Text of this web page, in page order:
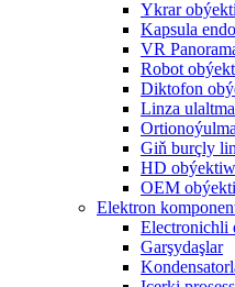
Ykrar obýekti
Kapsula
VR
Robot
Diktofon
Linza
Giň burçly
HD obýektiw
OEM obýekti
Elektron
Electronichli
Garşydaşlar